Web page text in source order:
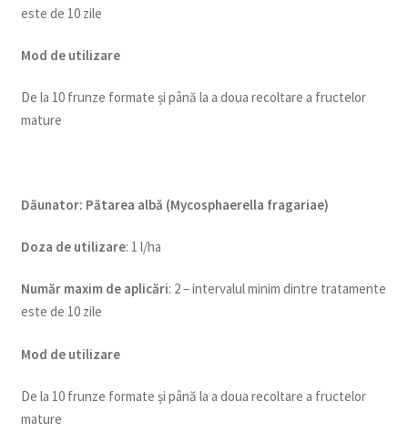
este de 10 zile
Mod de utilizare
De la 10 frunze formate și până la a doua recoltare a fructelor
mature
Dăunator: Pătarea albă (Mycosphaerella fragariae)
Doza de utilizare: 1 l/ha
Număr maxim de aplicări: 2 – intervalul minim dintre tratamente
este de 10 zile
Mod de utilizare
De la 10 frunze formate și până la a doua recoltare a fructelor
mature